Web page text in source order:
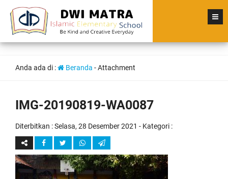
Anda ada di : Beranda - Attachment
IMG-20190819-WA0087
Diterbitkan :Selasa, 28 Desember 2021 - Kategori :